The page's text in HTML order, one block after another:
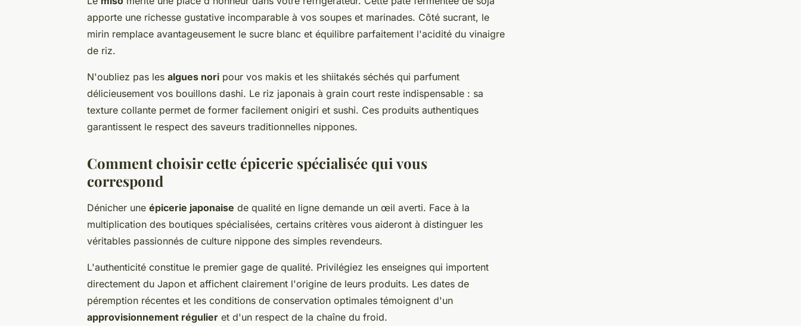
apporte une richesse gustative incomparable à vos soupes et marinades. Côté sucrant, le
mirin remplace avantageusement le sucre blanc et équilibre parfaitement l'acidité du vinaigre
de riz.
N'oubliez pas les algues nori pour vos makis et les shiitakés séchés qui parfument
délicieusement vos bouillons dashi. Le riz japonais à grain court reste indispensable : sa
texture collante permet de former facilement onigiri et sushi. Ces produits authentiques
garantissent le respect des saveurs traditionnelles nippones.
Comment choisir cette épicerie spécialisée qui vous
correspond
Dénicher une épicerie japonaise de qualité en ligne demande un œil averti. Face à la
multiplication des boutiques spécialisées, certains critères vous aideront à distinguer les
véritables passionnés de culture nippone des simples revendeurs.
L'authenticité constitue le premier gage de qualité. Privilégiez les enseignes qui importent
directement du Japon et affichent clairement l'origine de leurs produits. Les dates de
péremption récentes et les conditions de conservation optimales témoignent d'un
approvisionnement régulier et d'un respect de la chaîne du froid.